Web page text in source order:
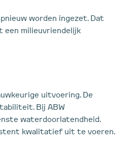
worden ingezet. Dat
een milieuvriendelijk
uitvoering. De
Bij ABW
waterdoorlatendheid.
kwalitatief uit te voeren.